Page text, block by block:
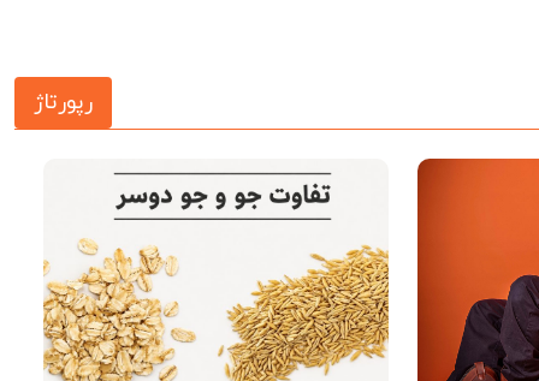
رپورتاژ